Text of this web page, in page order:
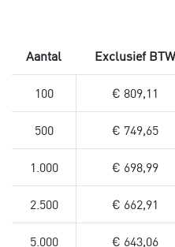
Aantal Exclusief BTW
100 € 809,11
500 € 749,65
1.000 € 698,99
2.500 € 662,91
5.000 € 643,06